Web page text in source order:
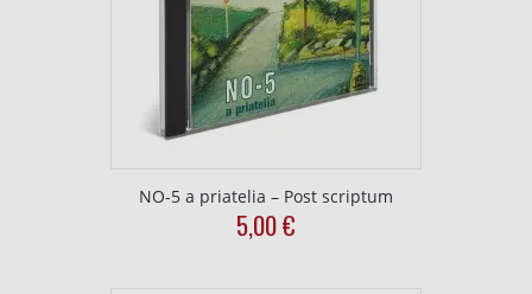
NO-5 a priatelia – Post scriptum
5,00€